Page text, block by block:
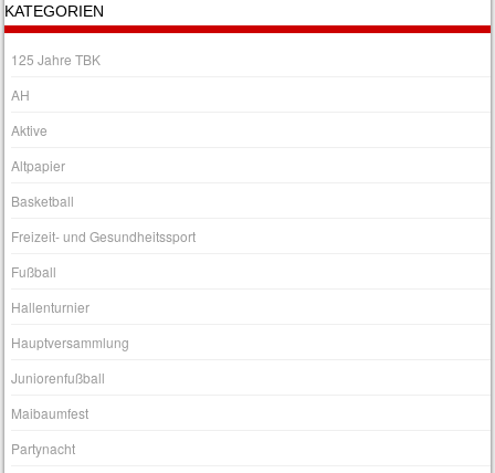
KATEGORIEN
125 Jahre TBK
AH
Aktive
Altpapier
Basketball
Freizeit- und Gesundheitssport
Fußball
Hallenturnier
Hauptversammlung
Juniorenfußball
Maibaumfest
Partynacht